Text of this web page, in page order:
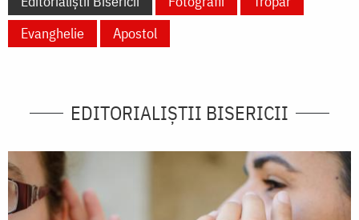
Evanghelie
Apostol
EDITORIALIȘTII BISERICII